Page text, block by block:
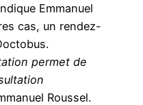
Emmanuel
cas, un rendez-
permet de
Roussel.